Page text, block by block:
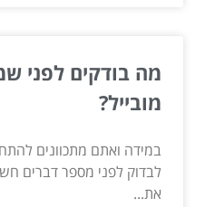
מה בודקים לפני
מובייל?
במידה ואתם מתכוונים
לבדוק לפני מספר דברים
את...